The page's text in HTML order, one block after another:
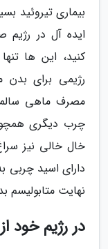
بیماری تیروئید
ایده آل در
کنید، این ها
رژیمی برای
مصرف ماهی
چرب دیگری
خال خالی نیز
نهایت
در رژیم خود